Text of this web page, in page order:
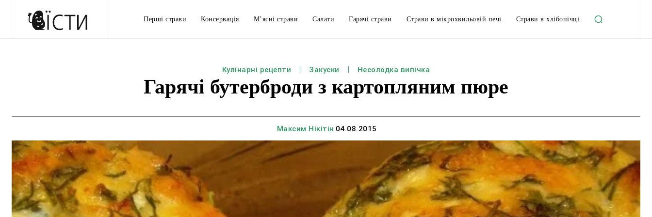
Перші страви Консервація М’ясні страви Салати Гарячі страви Страви в мікрохвильовій печі Страви в хлібопічці
Кулінарні рецепти Закуски Несолодка випічка
Гарячі бутерброди з картопляним пюре
Максим Нікітін 04.08.2015